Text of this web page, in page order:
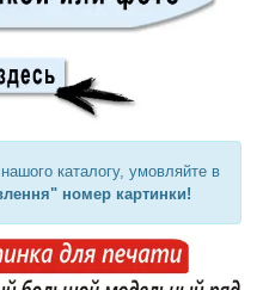
каталогу, умовляйте в
номер картинки!